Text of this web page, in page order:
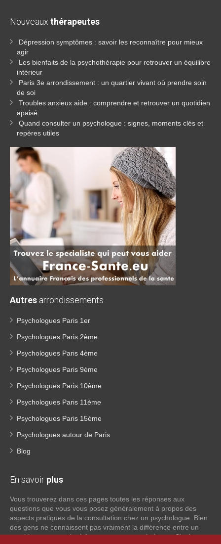
Nouveaux thérapeutes
Dépression symptômes : savoir les reconnaître pour mieux
agir
Les bienfaits de la psychothérapie pour retrouver un équilibre
intérieur
Paris 3e arrondissement : un quartier vivant où prendre soin
de soi
Troubles anxieux aide : comprendre et retrouver un quotidien
apaisé
Quand consulter un psychologue : signes, moments clés et
repères utiles
Autres arrondissements
Psychologues Paris 1er
Psychologues Paris 2ème
Psychologues Paris 4ème
Psychologues Paris 9ème
Psychologues Paris 10ème
Psychologues Paris 11ème
Psychologues Paris 15ème
Psychologues autour de Paris
Blog
En savoir plus
Vous trouverez dans ces pages toutes les réponses aux
questions que vous vous posez généralement à propos des
aspects pratiques de la consultation chez un psychologue. Bien
des gens ne connaissent pas vraiment la différence entre un
psychiatre, un psychothérapeute et un psychologue. Si tel est